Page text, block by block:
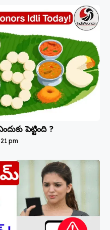
పెట్టింది ?
pm